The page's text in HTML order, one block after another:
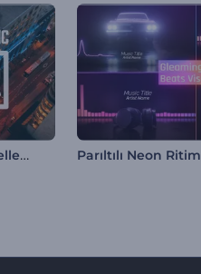
YouTube Kanalı Müzik Görselleştirici